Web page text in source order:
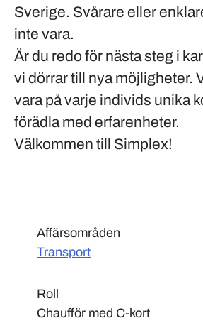
Sverige. Svårare eller
inte vara.
Är du redo för nästa steg i
vi dörrar till nya möjligheter.
vara på varje individs unika
förädla med erfarenheter.
Välkommen till Simplex!
Affärsområden
Transport
Roll
Chaufför med C-kort